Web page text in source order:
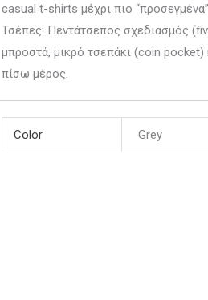
casual t-shirts μέχρι πιο
Τσέπες: Πεντάτσεπος σχεδιασμός
μπροστά, μικρό τσεπάκι (coin pocket)
πίσω μέρος.
Color Grey